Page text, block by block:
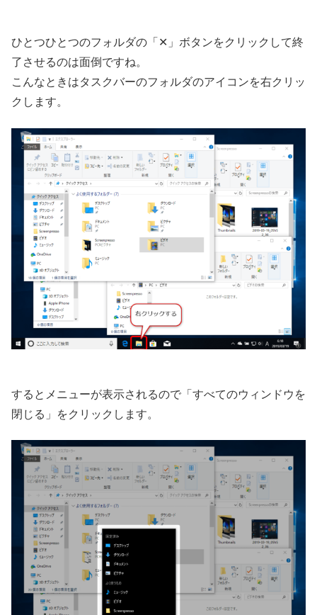
ひとつひとつのフォルダの「✕」ボタンをクリックして終
了させるのは面倒ですね。
こんなときはタスクバーのフォルダのアイコンを右クリッ
クします。
するとメニューが表示されるので「すべてのウィンドウを
閉じる」をクリックします。